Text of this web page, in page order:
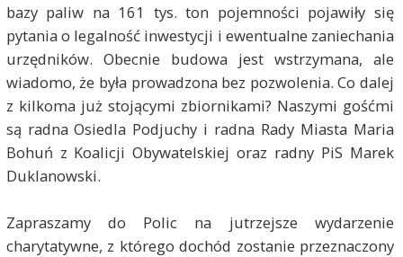
bazy paliw na 161 tys. ton pojemności pojawiły się
pytania o legalność inwestycji i ewentualne zaniechania
urzędników. Obecnie budowa jest wstrzymana, ale
wiadomo, że była prowadzona bez pozwolenia. Co dalej
z kilkoma już stojącymi zbiornikami? Naszymi gośćmi
są radna Osiedla Podjuchy i radna Rady Miasta Maria
Bohuń z Koalicji Obywatelskiej oraz radny PiS Marek
Duklanowski.
Zapraszamy do Polic na jutrzejsze wydarzenie
charytatywne, z którego dochód zostanie przeznaczony